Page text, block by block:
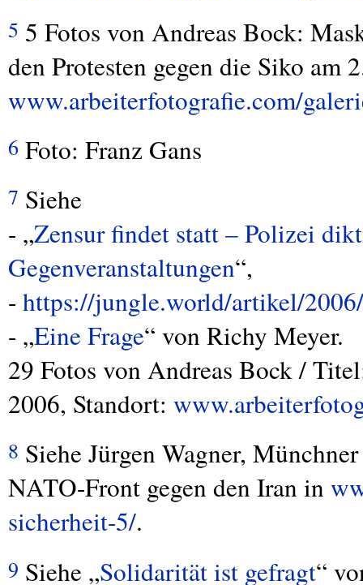
5 5 Fotos von Andreas Bock:
den Protesten gegen die Siko am
www.arbeiterfotografie.com/
6 Foto: Franz Gans
7 Siehe
- „Zensur findet statt – Polizei
Gegenveranstaltungen“,
- https://jungle.world/artikel/
- „Eine Frage“ von Richy Meyer.
29 Fotos von Andreas Bock /
2006, Standort:
8 Siehe Jürgen Wagner,
NATO-Front gegen den Iran in
sicherheit-5/.
9 Siehe „Solidarität ist gefragt“